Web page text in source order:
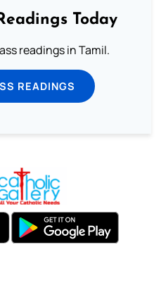
Today
readings in Tamil.
READINGS